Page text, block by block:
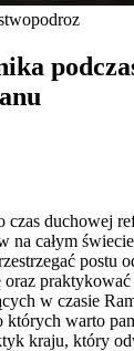
podroz
czas duchowej
na całym
postu
w czasie
warto
kraju, który